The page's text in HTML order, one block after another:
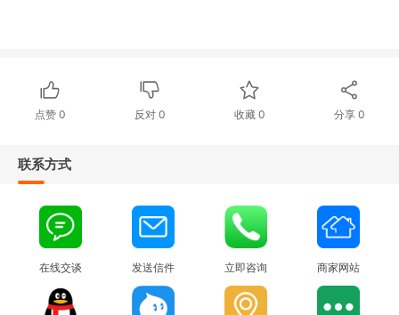
点赞 0 反对 0 收藏 0 分享 0
联系方式
在线交谈 发送信件 立即咨询 商家网站